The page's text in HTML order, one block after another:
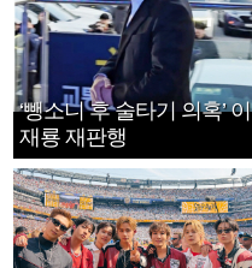
‘뺑소니 후 술타기 의혹’ 이
재룡 재판행